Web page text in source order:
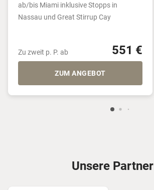
ab/bis Miami inklusive Stopps in
Nassau und Great Stirrup Cay
Zu zweit p. P. ab 551 €
ZUM ANGEBOT
Unsere Partner